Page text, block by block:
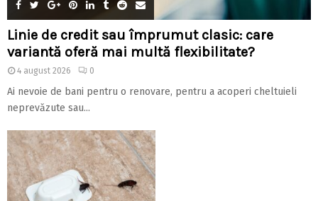
Linie de credit sau împrumut clasic: care
variantă oferă mai multă flexibilitate?
4 august 2026 0
Ai nevoie de bani pentru o renovare, pentru a acoperi cheltuieli
neprevăzute sau...